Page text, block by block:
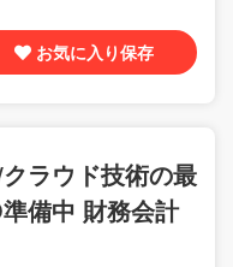
お気に入り保存
ラウド技術の最
備中 財務会計